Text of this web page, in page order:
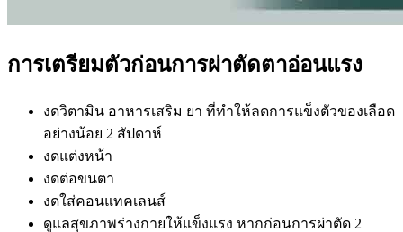
การเตรียมตัวก่อนการผ่าตัดตาอ่อนแรง
งดวิตามิน อาหารเสริม ยา ที่ทำให้ลดการแข็งตัวของเลือด
อย่างน้อย 2 สัปดาห์
งดแต่งหน้า
งดต่อขนตา
งดใส่คอนแทคเลนส์
ดูแลสุขภาพร่างกายให้แข็งแรง หากก่อนการผ่าตัด 2